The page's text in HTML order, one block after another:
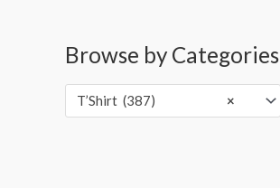
Browse by Categories
×
T’Shirt (387)